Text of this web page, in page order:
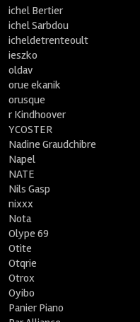
ichel Bertier
ichel Sarbdou
icheldetrenteoult
ieszko
oldav
orue ekanik
orusque
r Kindhoover
YCOSTER
Nadine Graudchibre
Napel
NATE
Nils Gasp
nixxx
Nota
Olype 69
Otite
Otqrie
Otrox
Oyibo
Panier Piano